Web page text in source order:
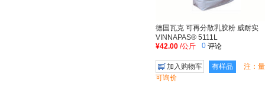
德国瓦克 可再分散乳胶粉 威耐实
VINNAPAS® 5111L
¥42.00 /公斤 0 评论
加入购物车 有样品
注：
可询价